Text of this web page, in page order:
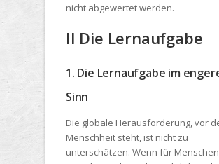
nicht abgewertet werden.
II Die Lernaufgabe
1. Die Lernaufgabe im
Sinn
Die globale Herausforderung, vor
Menschheit steht, ist nicht zu
unterschätzen. Wenn für